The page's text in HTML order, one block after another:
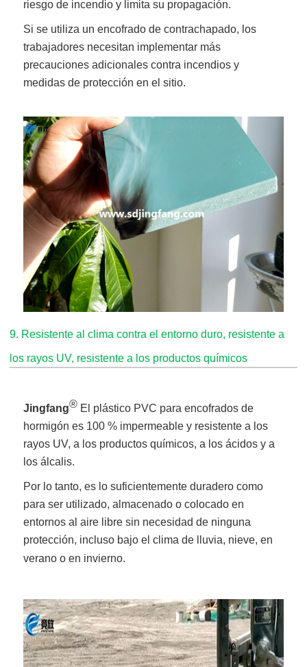
riesgo de incendio y limita su propagación.
Si se utiliza un encofrado de contrachapado, los
trabajadores necesitan implementar más
precauciones adicionales contra incendios y
medidas de protección en el sitio.
9. Resistente al clima contra el entorno duro, resistente a
los rayos UV, resistente a los productos químicos
Jingfang® El plástico PVC para encofrados de
hormigón es 100 % impermeable y resistente a los
rayos UV, a los productos químicos, a los ácidos y a
los álcalis.
Por lo tanto, es lo suficientemente duradero como
para ser utilizado, almacenado o colocado en
entornos al aire libre sin necesidad de ninguna
protección, incluso bajo el clima de lluvia, nieve, en
verano o en invierno.